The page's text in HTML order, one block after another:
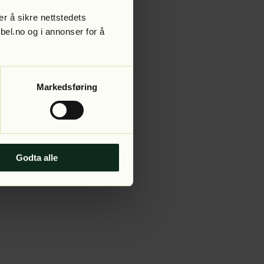
å sikre nettstedets
og i annonser for å
Markedsføring
Godta alle